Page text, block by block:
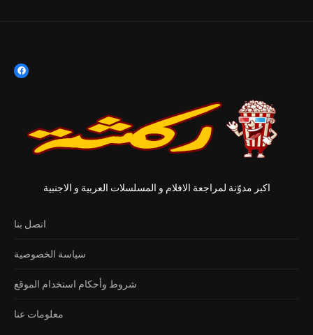
اكبر مدوّنة لمراجعة الافلام و المسلسلات العربية و الاجنبية
اتصل بنا
سياسة الخصوصية
شروط وأحكام استخدام الموقع
معلومات عنا